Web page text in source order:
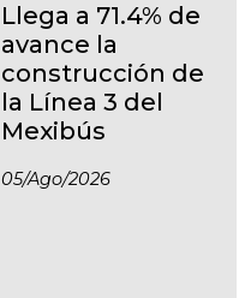
Llega a 71.4% de
avance la
construcción de
la Línea 3 del
Mexibús
05/ago/2026